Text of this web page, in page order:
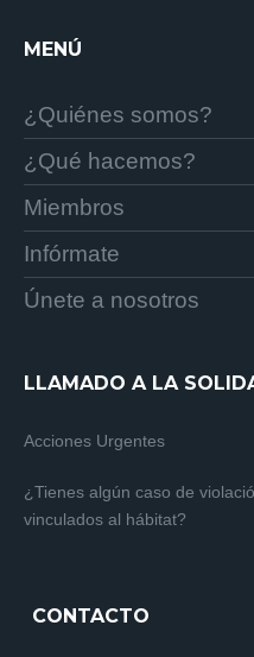
MENÚ
¿Quiénes somos?
¿Qué hacemos?
Miembros
Infórmate
Únete a nosotros
LLAMADO A LA
Acciones Urgentes
¿Tienes algún caso de
vinculados al hábitat?
CONTACTO